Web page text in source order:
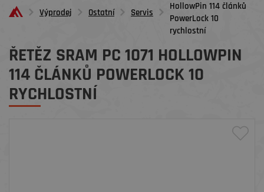
Výprodej Ostatní Servis
HollowPin 114 článků
PowerLock 10
rychlostní
ŘETĚZ SRAM PC 1071 HOLLOWPIN
114 ČLÁNKŮ POWERLOCK 10
RYCHLOSTNÍ